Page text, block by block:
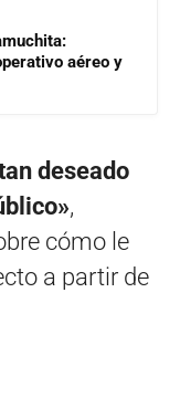
aéreo y
deseado
,
cómo le
a partir de